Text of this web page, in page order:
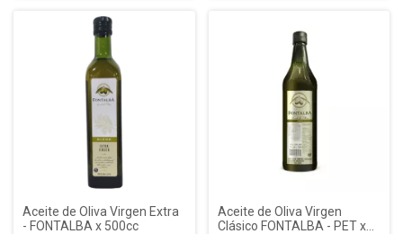
Aceite de Oliva Virgen Extra
- FONTALBA x 500cc
Aceite de Oliva Virgen
Clásico FONTALBA - PET x